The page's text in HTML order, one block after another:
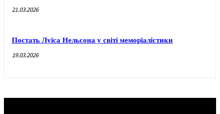
21.03.2026
Постать Луїса Нельсона у світі меморіалістики
19.03.2026